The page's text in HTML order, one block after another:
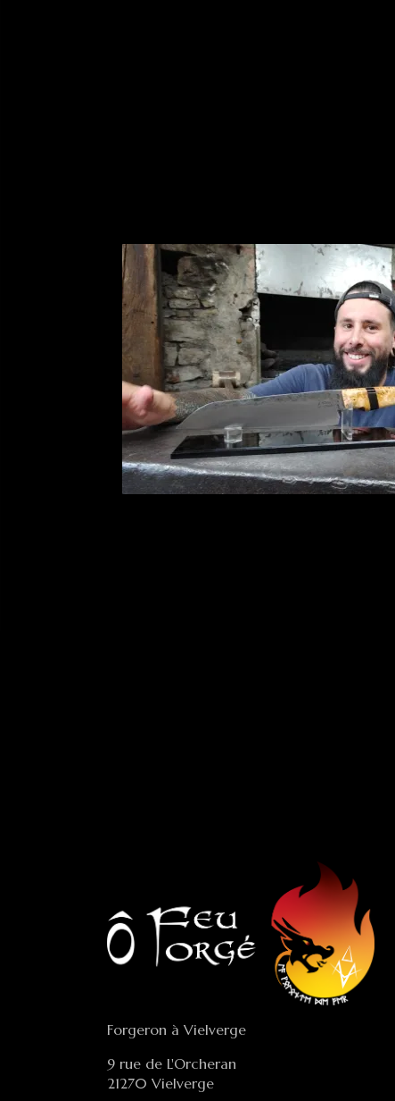
Forgeron à Vielverge
9 rue de L'Orcheran
21270 Vielverge